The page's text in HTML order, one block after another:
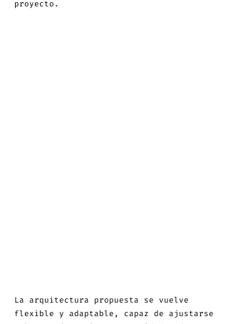
proyecto.
La arquitectura propuesta se vuelve
flexible y adaptable, capaz de ajustarse